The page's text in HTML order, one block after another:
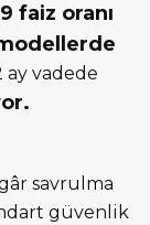
faiz oranı
ay vadede
savrulma
güvenlik